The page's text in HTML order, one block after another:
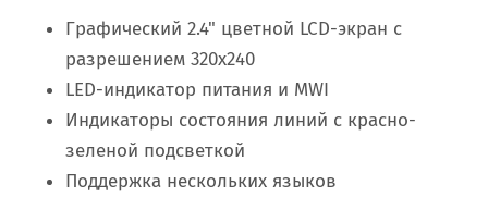
Графический 2.4" цветной LCD-экран с
разрешением 320х240
LED-индикатор питания и MWI
Индикаторы состояния линий с красно-
зеленой подсветкой
Поддержка нескольких языков